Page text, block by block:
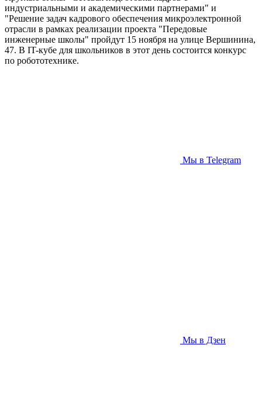
индустриальными и академическими партнерами" и
"Решение задач кадрового обеспечения микроэлектронной
отрасли в рамках реализации проекта "Передовые
инженерные школы" пройдут 15 ноября на улице Вершинина,
47. В IT-кубе для школьников в этот день состоится конкурс
по робототехнике.
Мы в Telegram
Мы в Дзен